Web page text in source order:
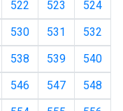
522 523
524
530 531
532
538 539
540
546 547
548